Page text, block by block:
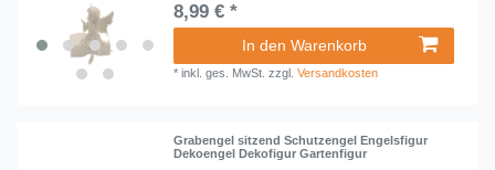
8,99 € *
In den Warenkorb
*inkl. ges. MwSt. zzgl.Versandkosten
Grabengel sitzend Schutzengel Engelsfigur
Dekoengel Dekofigur Gartenfigur